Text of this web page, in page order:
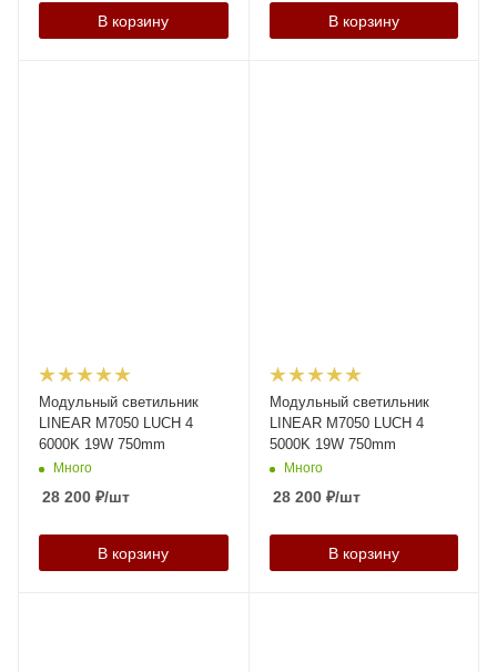
В корзину В корзину
Модульный светильник
LINEAR M7050 LUCH 4
6000K 19W 750mm
Много
28 200 ₽/шт
В корзину
Модульный светильник
LINEAR M7050 LUCH 4
5000K 19W 750mm
Много
28 200₽/шт
В корзину